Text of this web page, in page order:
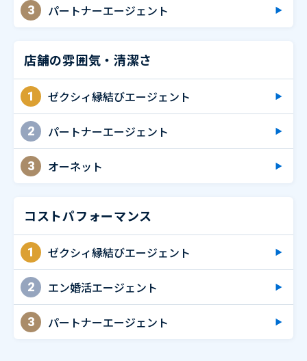
3 パートナーエージェント
店舗の雰囲気・清潔さ
1 ゼクシィ縁結びエージェント
2 パートナーエージェント
3 オーネット
コストパフォーマンス
1 ゼクシィ縁結びエージェント
2 エン婚活エージェント
3 パートナーエージェント